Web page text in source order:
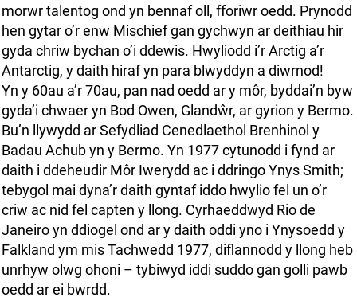
morwr talentog ond yn bennaf oll, fforiwr oedd. Prynodd
hen gytar o’r enw Mischief gan gychwyn ar deithiau hir
gyda chriw bychan o’i ddewis. Hwyliodd i’r Arctig a’r
Antarctig, y daith hiraf yn para blwyddyn a diwrnod!
Yn y 60au a’r 70au, pan nad oedd ar y môr, byddai’n byw
gyda’i chwaer yn Bod Owen, Glandŵr, ar gyrion y Bermo.
Bu’n llywydd ar Sefydliad Cenedlaethol Brenhinol y
Badau Achub yn y Bermo. Yn 1977 cytunodd i fynd ar
daith i ddeheudir Môr Iwerydd ac i ddringo Ynys Smith;
tebygol mai dyna’r daith gyntaf iddo hwylio fel un o’r
criw ac nid fel capten y llong. Cyrhaeddwyd Rio de
Janeiro yn ddiogel ond ar y daith oddi yno i Ynysoedd y
Falkland ym mis Tachwedd 1977, diflannodd y llong heb
unrhyw olwg ohoni – tybiwyd iddi suddo gan golli pawb
oedd ar ei bwrdd.